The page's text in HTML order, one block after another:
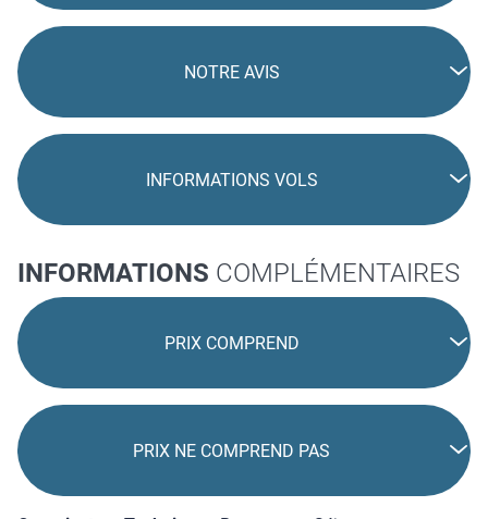
NOTRE AVIS
INFORMATIONS VOLS
INFORMATIONS COMPLÉMENTAIRES
PRIX COMPREND
PRIX NE COMPREND PAS